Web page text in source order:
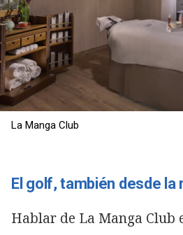
La Manga Club
El golf, también desde la
Hablar de La Manga Club